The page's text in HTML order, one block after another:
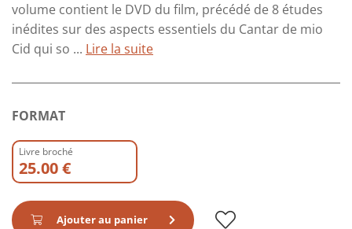
volume contient le DVD du film, précédé de 8 études
inédites sur des aspects essentiels du Cantar de mio
Cid qui so ... Lire la suite
FORMAT
Livre broché
25.00 €
Ajouter au panier